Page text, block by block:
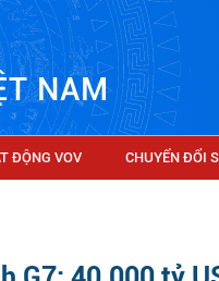
NAM
ĐỘNG VOV CHUYỂN ĐỔI